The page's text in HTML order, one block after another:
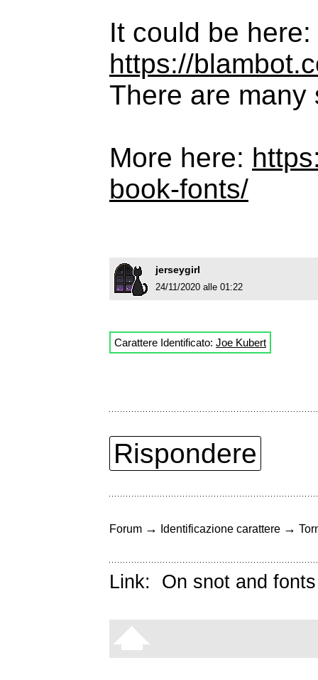
It could be here:
https://
There are many
More here:
book-fonts/
jerseygirl
24/11/2020 alle 01:22
Carattere Identificato: Joe Kubert
Rispondere
Forum → Identificazione carattere →
Link: On snot and fonts